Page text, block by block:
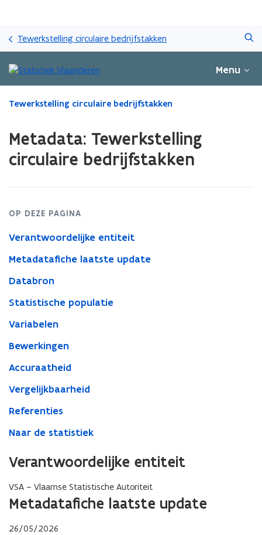
en
naar
gaan
Tewerkstelling circulaire bedrijfstakken
Menu
Gedaan
bevindt
zich
circulaire
Tewerkstelling circulaire bedrijfstakken
Metadata: Tewerkstelling
circulaire bedrijfstakken
OP DEZE PAGINA
Verantwoordelijke entiteit
Metadatafiche laatste update
Databron
Statistische populatie
Variabelen
Bewerkingen
Accuraatheid
Vergelijkbaarheid
Referenties
Naar de statistiek
Verantwoordelijke entiteit
VSA – Vlaamse Statistische Autoriteit
Metadatafiche laatste update
26/05/2026